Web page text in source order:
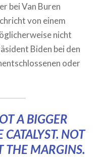
bei Van Buren
von einem
nicht
Biden bei den
oder
A BIGGER
NOT
THE MARGINS.